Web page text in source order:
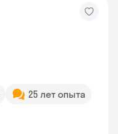
25 лет опыта